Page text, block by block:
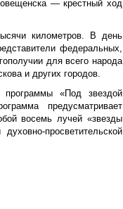
— крестный ход
километров. В день
федеральных,
для всего народа
и других городов.
программы «Под звездой
предусматривает
восемь лучей «звезды
просветительской